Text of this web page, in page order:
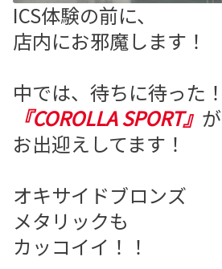
ICS体験の前に、
店内にお邪魔します！
中では、待ちに待った！
『COROLLA SPORT』 が
お出迎えしてます！
オキサイドブロンズ
メタリックも
カッコイイ！！